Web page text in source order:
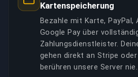
Kartenspeicherung
Bezahle mit Karte, PayPal,
Google Pay über
Zahlungsdienstleister.
gehen direkt an Stripe
berühren unsere Server nie.